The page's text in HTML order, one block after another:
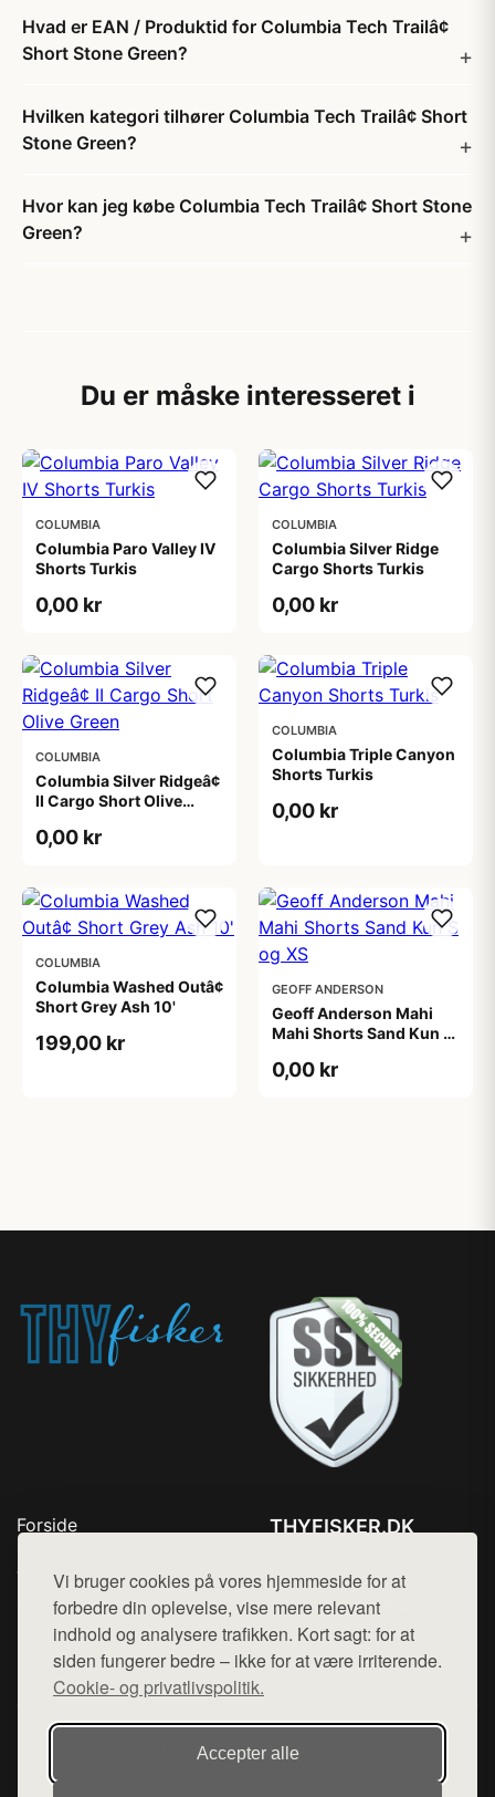
Vi bruger cookies på vores hjemmeside for at
forbedre din oplevelse, vise mere relevant
indhold og analysere trafikken. Kort sagt: for at
siden fungerer bedre – ikke for at være irriterende.
Cookie- og privatlivspolitik.
Accepter alle
Hvad er EAN / Produktid for Columbia Tech Trailâ¢
Short Stone Green?
Hvilken kategori tilhører Columbia Tech Trailâ¢ Short
Stone Green?
Hvor kan jeg købe Columbia Tech Trailâ¢ Short Stone
Green?
Du er måske interesseret i
COLUMBIA
Columbia Paro Valley IV
Shorts Turkis
0,00 kr
COLUMBIA
Columbia Silver Ridge
Cargo Shorts Turkis
0,00 kr
COLUMBIA
Columbia Silver Ridgeâ¢
II Cargo Short Olive
0,00 kr
COLUMBIA
Columbia Triple Canyon
Shorts Turkis
0,00 kr
COLUMBIA
Columbia Washed Outâ¢
Short Grey Ash 10'
199,00 kr
GEOFF ANDERSON
Geoff Anderson Mahi
Mahi Shorts Sand Kun S
0,00 kr
Forside
Top Rabatter
Kontakt
THYFISKER.DK
Mail: hej@want.dk
Cookie- og privatlivspolitik
Denne side er en del af want.dk, der udgiver en række
hjemmesider med præsentation af forskellige produkter fra